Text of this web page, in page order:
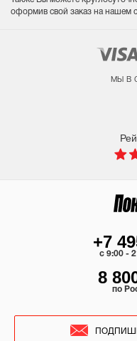
оформив свой заказ на нашем
мы в
+7
c 9:00 -
8
по